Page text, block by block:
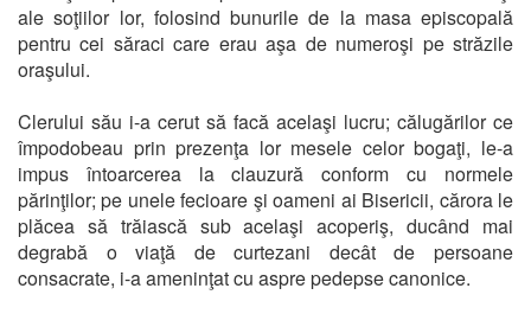
ale soţiilor lor, folosind bunurile de la masa episcopală
pentru cei săraci care erau aşa de numeroşi pe străzile
oraşului.
Clerului său i-a cerut să facă acelaşi lucru; călugărilor ce
împodobeau prin prezenţa lor mesele celor bogaţi, le-a
impus întoarcerea la clauzură conform cu normele
părinţilor; pe unele fecioare şi oameni ai Bisericii, cărora le
plăcea să trăiască sub acelaşi acoperiş, ducând mai
degrabă o viaţă de curtezani decât de persoane
consacrate, i-a ameninţat cu aspre pedepse canonice.